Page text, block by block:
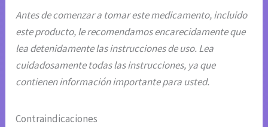
Antes de comenzar a tomar este medicamento, incluido
este producto, le recomendamos encarecidamente que
lea detenidamente las instrucciones de uso. Lea
cuidadosamente todas las instrucciones, ya que
contienen información importante para usted.
Contraindicaciones